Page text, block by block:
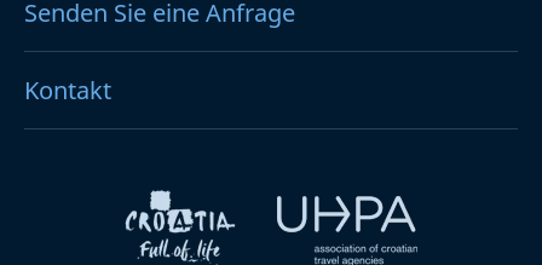
Senden Sie eine Anfrage
Kontakt